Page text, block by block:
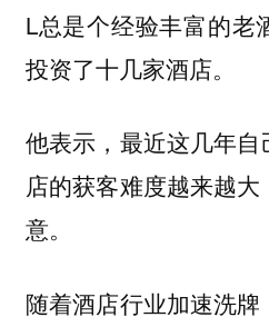
L总是个经验丰富的老
投资了十几家酒店。
他表示，最近这几年
店的获客难度越来越
意。
随着酒店行业加速洗